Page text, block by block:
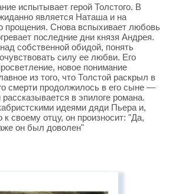
испытывает герой Толстого. В
является Наташа и на
прощения. Снова вспыхивает любовь
последние дни князя Андрея.
собственной обидой, понять
силу ее любви. Его
новое понимание
из того, что Толстой раскрыл в
смерти продолжилось в его сыне —
в эпилоге романа.
идеями дяди Пьера и,
своему отцу, он произносит: "Да,
он был доволен"